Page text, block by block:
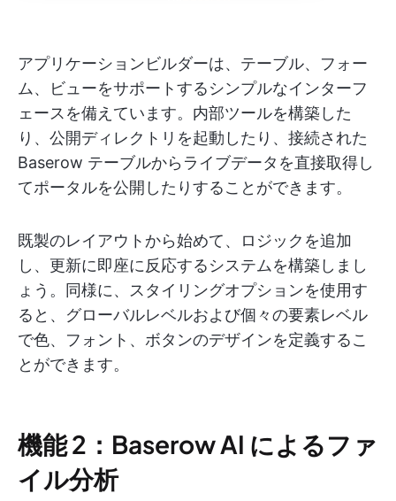
アプリケーションビルダーは、テーブル、フォー
ム、ビューをサポートするシンプルなインターフ
ェースを備えています。内部ツールを構築した
り、公開ディレクトリを起動したり、接続された
Baserow テーブルからライブデータを直接取得し
てポータルを公開したりすることができます。
既製のレイアウトから始めて、ロジックを追加
し、更新に即座に反応するシステムを構築しまし
ょう。同様に、スタイリングオプションを使用す
ると、グローバルレベルおよび個々の要素レベル
で色、フォント、ボタンのデザインを定義するこ
とができます。
機能 2：Baserow AI によるファ
イル分析